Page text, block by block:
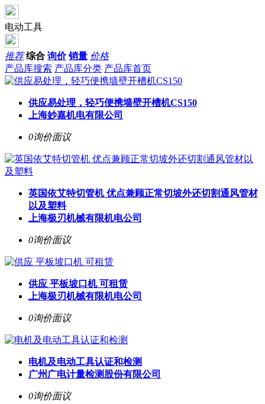
电动工具
推荐 综合 询价 销量 价格
产品库搜索 产品库分类 产品库首页
供应易处理，轻巧便携墙壁开槽机CS150
上海妙嘉机电有限公司
0询价面议
英国依艾特切管机 优点兼顾正常切坡外还切割通风管材
以及塑料
上海极刃机械有限机电公司
0询价面议
供应 平板坡口机 可租赁
上海极刃机械有限机电公司
0询价面议
电机及电动工具认证和检测
广州广电计量检测股份有限公司
0询价面议